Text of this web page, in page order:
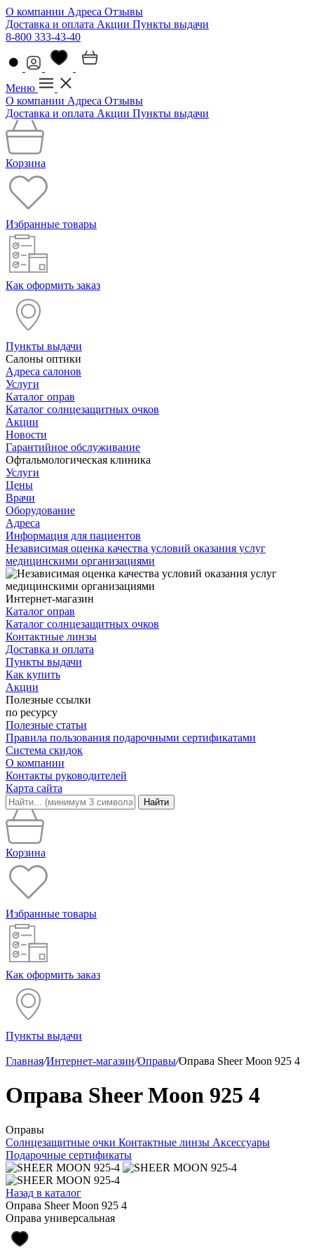
О компании Адреса Отзывы
Доставка и оплата Акции Пункты выдачи
8-800 333-43-40
Меню
О компании Адреса Отзывы
Доставка и оплата Акции Пункты выдачи
Корзина
Избранные товары
Как оформить заказ
Пункты выдачи
Салоны оптики
Адреса салонов
Услуги
Каталог оправ
Каталог солнцезащитных очков
Акции
Новости
Гарантийное обслуживание
Офтальмологическая клиника
Услуги
Цены
Врачи
Оборудование
Адреса
Информация для пациентов
Независимая оценка качества условий оказания услуг
медицинскими организациями
Интернет-магазин
Каталог оправ
Каталог солнцезащитных очков
Контактные линзы
Доставка и оплата
Пункты выдачи
Как купить
Акции
Полезные ссылки
по ресурсу
Полезные статьи
Правила пользования подарочными сертификатами
Система скидок
О компании
Контакты руководителей
Карта сайта
Найти
Корзина
Избранные товары
Как оформить заказ
Пункты выдачи
Главная/Интернет-магазин/Оправы/Оправа Sheer Moon 925 4
Оправа Sheer Moon 925 4
Оправы
Солнцезащитные очки Контактные линзы Аксессуары
Подарочные сертификаты
Назад в каталог
Оправа Sheer Moon 925 4
Оправа универсальная